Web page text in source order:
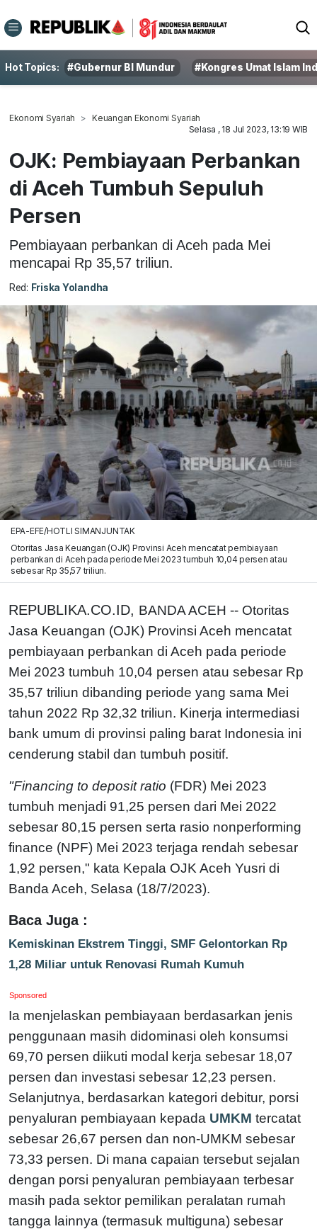
Hot Topics: #Gubernur BI Mundur #Kongres Umat Islam
Ekonomi Syariah
Keuangan Ekonomi Syariah
Selasa , 18 Jul 2023, 13:19 WIB
OJK: Pembiayaan Perbankan
di Aceh Tumbuh Sepuluh
Persen
Pembiayaan perbankan di Aceh pada Mei
mencapai Rp 35,57 triliun.
Red: Friska Yolandha
EPA-EFE/HOTLI SIMANJUNTAK
Otoritas Jasa Keuangan (OJK) Provinsi Aceh mencatat pembiayaan
perbankan di Aceh pada periode Mei 2023 tumbuh 10,04 persen atau
sebesar Rp 35,57 triliun.
REPUBLIKA.CO.ID, BANDA ACEH -- Otoritas
Jasa Keuangan (OJK) Provinsi Aceh mencatat
pembiayaan perbankan di Aceh pada periode
Mei 2023 tumbuh 10,04 persen atau sebesar Rp
35,57 triliun dibanding periode yang sama Mei
tahun 2022 Rp 32,32 triliun. Kinerja intermediasi
bank umum di provinsi paling barat Indonesia ini
cenderung stabil dan tumbuh positif.
"Financing to deposit ratio (FDR) Mei 2023
tumbuh menjadi 91,25 persen dari Mei 2022
sebesar 80,15 persen serta rasio nonperforming
finance (NPF) Mei 2023 terjaga rendah sebesar
1,92 persen," kata Kepala OJK Aceh Yusri di
Banda Aceh, Selasa (18/7/2023).
Baca Juga :
Kemiskinan Ekstrem Tinggi, SMF Gelontorkan Rp
1,28 Miliar untuk Renovasi Rumah Kumuh
Sponsored
Ia menjelaskan pembiayaan berdasarkan jenis
penggunaan masih didominasi oleh konsumsi
69,70 persen diikuti modal kerja sebesar 18,07
persen dan investasi sebesar 12,23 persen.
Selanjutnya, berdasarkan kategori debitur, porsi
penyaluran pembiayaan kepada UMKM tercatat
sebesar 26,67 persen dan non-UMKM sebesar
73,33 persen. Di mana capaian tersebut sejalan
dengan porsi penyaluran pembiayaan terbesar
masih pada sektor pemilikan peralatan rumah
tangga lainnya (termasuk multiguna) sebesar